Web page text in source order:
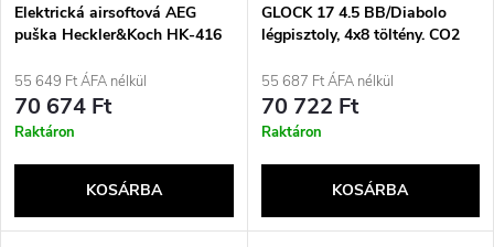
Elektrická airsoftová AEG
puška Heckler&Koch HK-416
55 649 Ft ÁFA nélkül
70 674 Ft
Raktáron
KOSÁRBA
GLOCK 17 4.5 BB/Diabolo
légpisztoly, 4x8 töltény. CO2
55 687 Ft ÁFA nélkül
70 722 Ft
Raktáron
KOSÁRBA